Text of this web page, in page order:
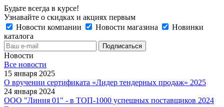
Будьте всегда в курсе!
Узнавайте о скидках и акциях первым
Новости компании
Новости магазина
Новинки
каталога
Новости
Все новости
15 января 2025
О вручении сертификата «Лидер тендерных продаж» 2025
24 января 2024
ООО "Линия 01" - в ТОП-1000 успешных поставщиков 2024